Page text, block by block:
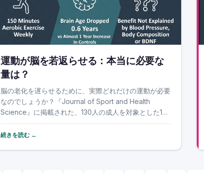
運動が脳を若返らせる：本当に必要な
量は？
脳の老化を遅らせるために、実際どれだけの運動が必要
なのでしょうか？『Journal of Sport and Health
Science』に掲載された、130人の成人を対象とした12
ヶ月間の新しいランダム化比較試験では、すでに標準的
に推奨されている週150分の有酸素運動で、MRIで測定
続きを読む ←